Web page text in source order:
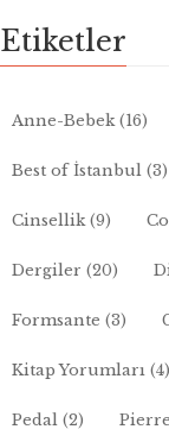
Etiketler
Anne-Bebek(16)
Best of İstanbul (3)
Cinsellik(9)
Dergiler (20)
Formsante (3)
Kitap Yorumları (4)
Pedal (2)